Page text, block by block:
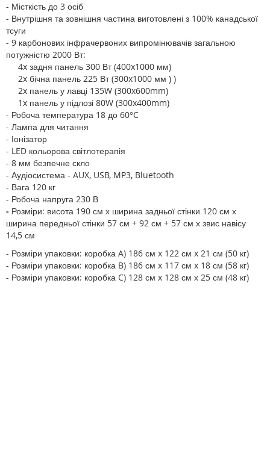
- Місткість до 3 осіб
- Внутрішня та зовнішня частина виготовлені з 100% канадської
тсуги
- 9 карбонових інфрачервоних випромінювачів загальною
потужністю 2000 Вт:
4x задня панель 300 Вт (400x1000 мм)
2x бічна панель 225 Вт (300x1000 мм ) )
2x панель у лавці 135W (300x600mm)
1x панель у підлозі 80W (300x400mm)
- Робоча температура 18 до 60°C
- Лампа для читання
- Іонізатор
- LED кольорова світлотерапія
- 8 мм безпечне скло
- Аудіосистема - AUX, USB, MP3, Bluetooth
- Вага 120 кг
- Робоча напруга 230 В
- Розміри: висота 190 см х ширина задньої стінки 120 см х
ширина передньої стінки 57 см + 92 см + 57 см х звис навісу
14,5 см
- Розміри упаковки: коробка A) 186 см x 122 см x 21 см (50 кг)
- Розміри упаковки: коробка B) 186 см x 117 см x 18 см (58 кг)
- Розміри упаковки: коробка C) 128 см x 128 см х 25 см (48 кг)